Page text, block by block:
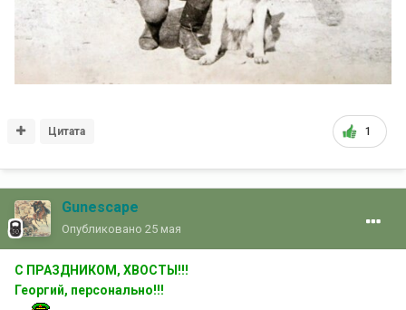
1
Цитата
Gunescape
Опубликовано 25 мая
С ПРАЗДНИКОМ, ХВОСТЫ!!!
Георгий, персонально!!!